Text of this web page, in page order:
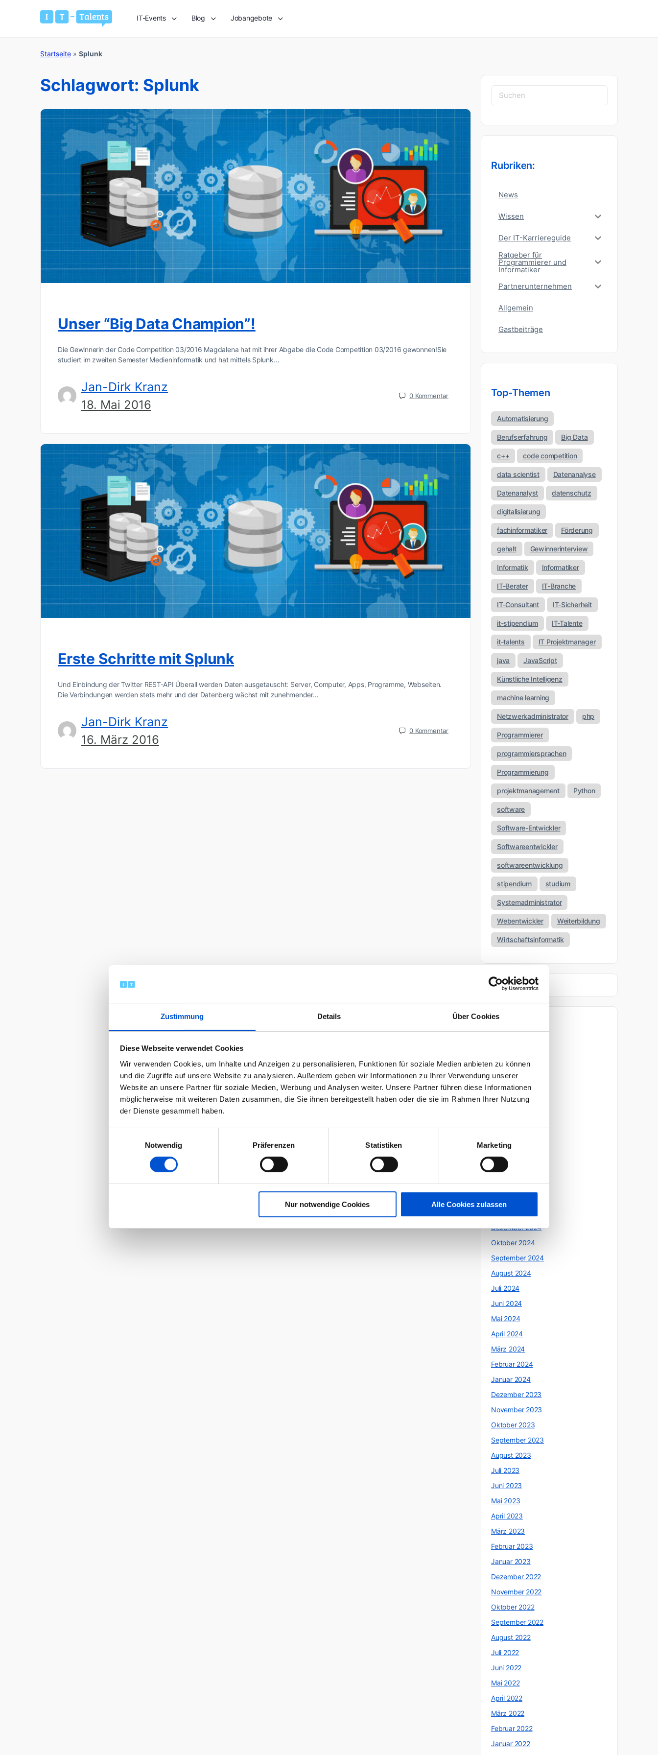
Zustimmung Details Über Cookies
Diese Webseite verwendet Cookies
Wir verwenden Cookies, um Inhalte und Anzeigen zu personalisieren, Funktionen für soziale Medien anbieten zu können
und die Zugriffe auf unsere Website zu analysieren. Außerdem geben wir Informationen zu Ihrer Verwendung unserer
Website an unsere Partner für soziale Medien, Werbung und Analysen weiter. Unsere Partner führen diese Informationen
möglicherweise mit weiteren Daten zusammen, die Sie ihnen bereitgestellt haben oder die sie im Rahmen Ihrer Nutzung
der Dienste gesammelt haben.
Notwendig
Präferenzen Statistiken Marketing
Nur notwendige Cookies Alle Cookies zulassen
IT-Events Blog Jobangebote
Startseite » Splunk
Schlagwort: Splunk
Unser “Big Data Champion”!
Die Gewinnerin der Code Competition 03/2016 Magdalena hat mit ihrer Abgabe die Code Competition 03/2016 gewonnen!Sie
studiert im zweiten Semester Medieninformatik und hat mittels Splunk…
Jan-Dirk Kranz
18. Mai 2016
0 Kommentar
Erste Schritte mit Splunk
Und Einbindung der Twitter REST-API Überall werden Daten ausgetauscht: Server, Computer, Apps, Programme, Webseiten.
Die Verbindungen werden stets mehr und der Datenberg wächst mit zunehmender…
Jan-Dirk Kranz
16. März 2016
0 Kommentar
Suchen
nach:
Rubriken:
News
Wissen
Der IT-Karriereguide
Ratgeber für
Programmierer und
Informatiker
Partnerunternehmen
Allgemein
Gastbeiträge
Top-Themen
Automatisierung
Berufserfahrung Big Data
c++ code competition
data scientist Datenanalyse
Datenanalyst datenschutz
digitalisierung
fachinformatiker Förderung
gehalt Gewinnerinterview
Informatik Informatiker
IT-Berater IT-Branche
IT-Consultant IT-Sicherheit
it-stipendium IT-Talente
it-talents IT Projektmanager
java JavaScript
Künstliche Intelligenz
machine learning
Netzwerkadministrator php
Programmierer
programmiersprachen
Programmierung
projektmanagement Python
software
Software-Entwickler
Softwareentwickler
softwareentwicklung
stipendium studium
Systemadministrator
Webentwickler Weiterbildung
Wirtschaftsinformatik
April 2026
März 2026
November 2025
Oktober 2025
Mai 2025
April 2025
März 2025
Dezember 2024
Oktober 2024
September 2024
August 2024
Juli 2024
Juni 2024
Mai 2024
April 2024
März 2024
Februar 2024
Januar 2024
Dezember 2023
November 2023
Oktober 2023
September 2023
August 2023
Juli 2023
Juni 2023
Mai 2023
April 2023
März 2023
Februar 2023
Januar 2023
Dezember 2022
November 2022
Oktober 2022
September 2022
August 2022
Juli 2022
Juni 2022
Mai 2022
April 2022
März 2022
Februar 2022
Januar 2022